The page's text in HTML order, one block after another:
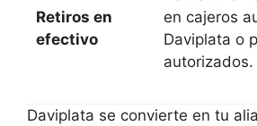
Retiros en
efectivo
en cajeros
Daviplata o
autorizados.
Daviplata se convierte en tu